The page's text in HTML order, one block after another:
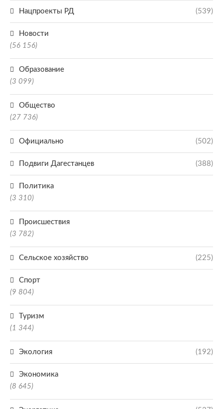
Нацпроекты РД (539)
Новости
(56 156)
Образование
(3 099)
Общество
(27 736)
Официально (502)
Подвиги Дагестанцев (388)
Политика
(3 310)
Происшествия
(3 782)
Сельское хозяйство (225)
Спорт
(9 804)
Туризм
(1 344)
Экология (192)
Экономика
(8 645)